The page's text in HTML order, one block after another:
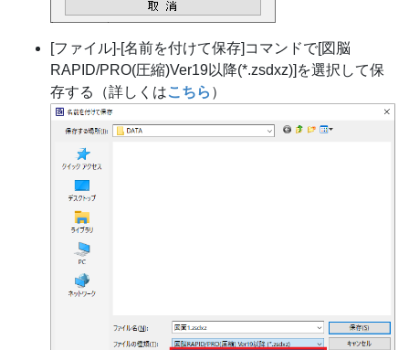
[ファイル]-[名前を付けて保存]コマンドで[図脳
RAPID/PRO(圧縮)Ver19以降(*.zsdxz)]を選択して保
存する（詳しくはこちら ）